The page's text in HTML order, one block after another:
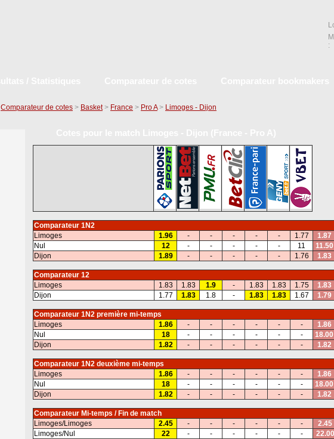
Comparateur de cotes > Basket> France > Pro A> Limoges - Dijon
Comparateur 1N2
Limoges
1.96 - - - - - 1.77
1.87
Nul
12 - - - - - 11
11.50
Dijon
1.89 - - - - - 1.76 1.83
Comparateur 12
Limoges
1.83 1.83 1.9 - 1.83 1.83 1.75
1.83
Dijon
1.77 1.83 1.8 - 1.83 1.83 1.67 1.79
Comparateur 1N2 première mi-temps
Limoges
1.86 - - - - - -
1.86
Nul
18 - - - - - -
18.00
Dijon
1.82 - - - - - - 1.82
Comparateur 1N2 deuxième mi-temps
Limoges
1.86 - - - - - -
1.86
Nul
18 - - - - - -
18.00
Dijon
1.82 - - - - - - 1.82
Comparateur Mi-temps / Fin de match
Limoges/Limoges
2.45 - - - - - -
2.45
Limoges/Nul
22 - - - - - -
22.00
: